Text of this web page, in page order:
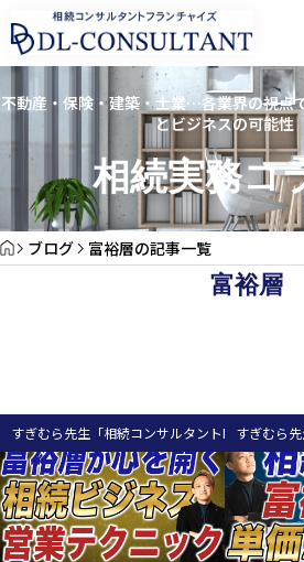
不動産・保険・建築・士業…各業界の視点
とビジネスの可能性
相続実務コ
ブログ 富裕層の記事一覧
富裕層
すぎむら先生「相続コンサルタントFC」すぎむら先